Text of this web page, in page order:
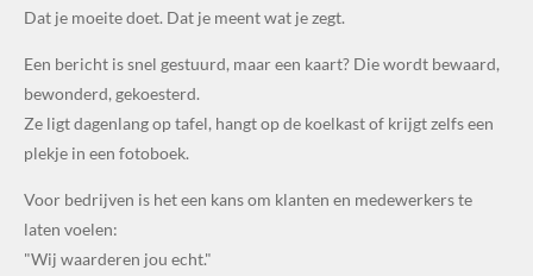
Dat je moeite doet. Dat je meent wat je zegt.
Een bericht is snel gestuurd, maar een kaart? Die wordt bewaard,
bewonderd, gekoesterd.
Ze ligt dagenlang op tafel, hangt op de koelkast of krijgt zelfs een
plekje in een fotoboek.
Voor bedrijven is het een kans om klanten en medewerkers te
laten voelen:
"Wij waarderen jou echt."